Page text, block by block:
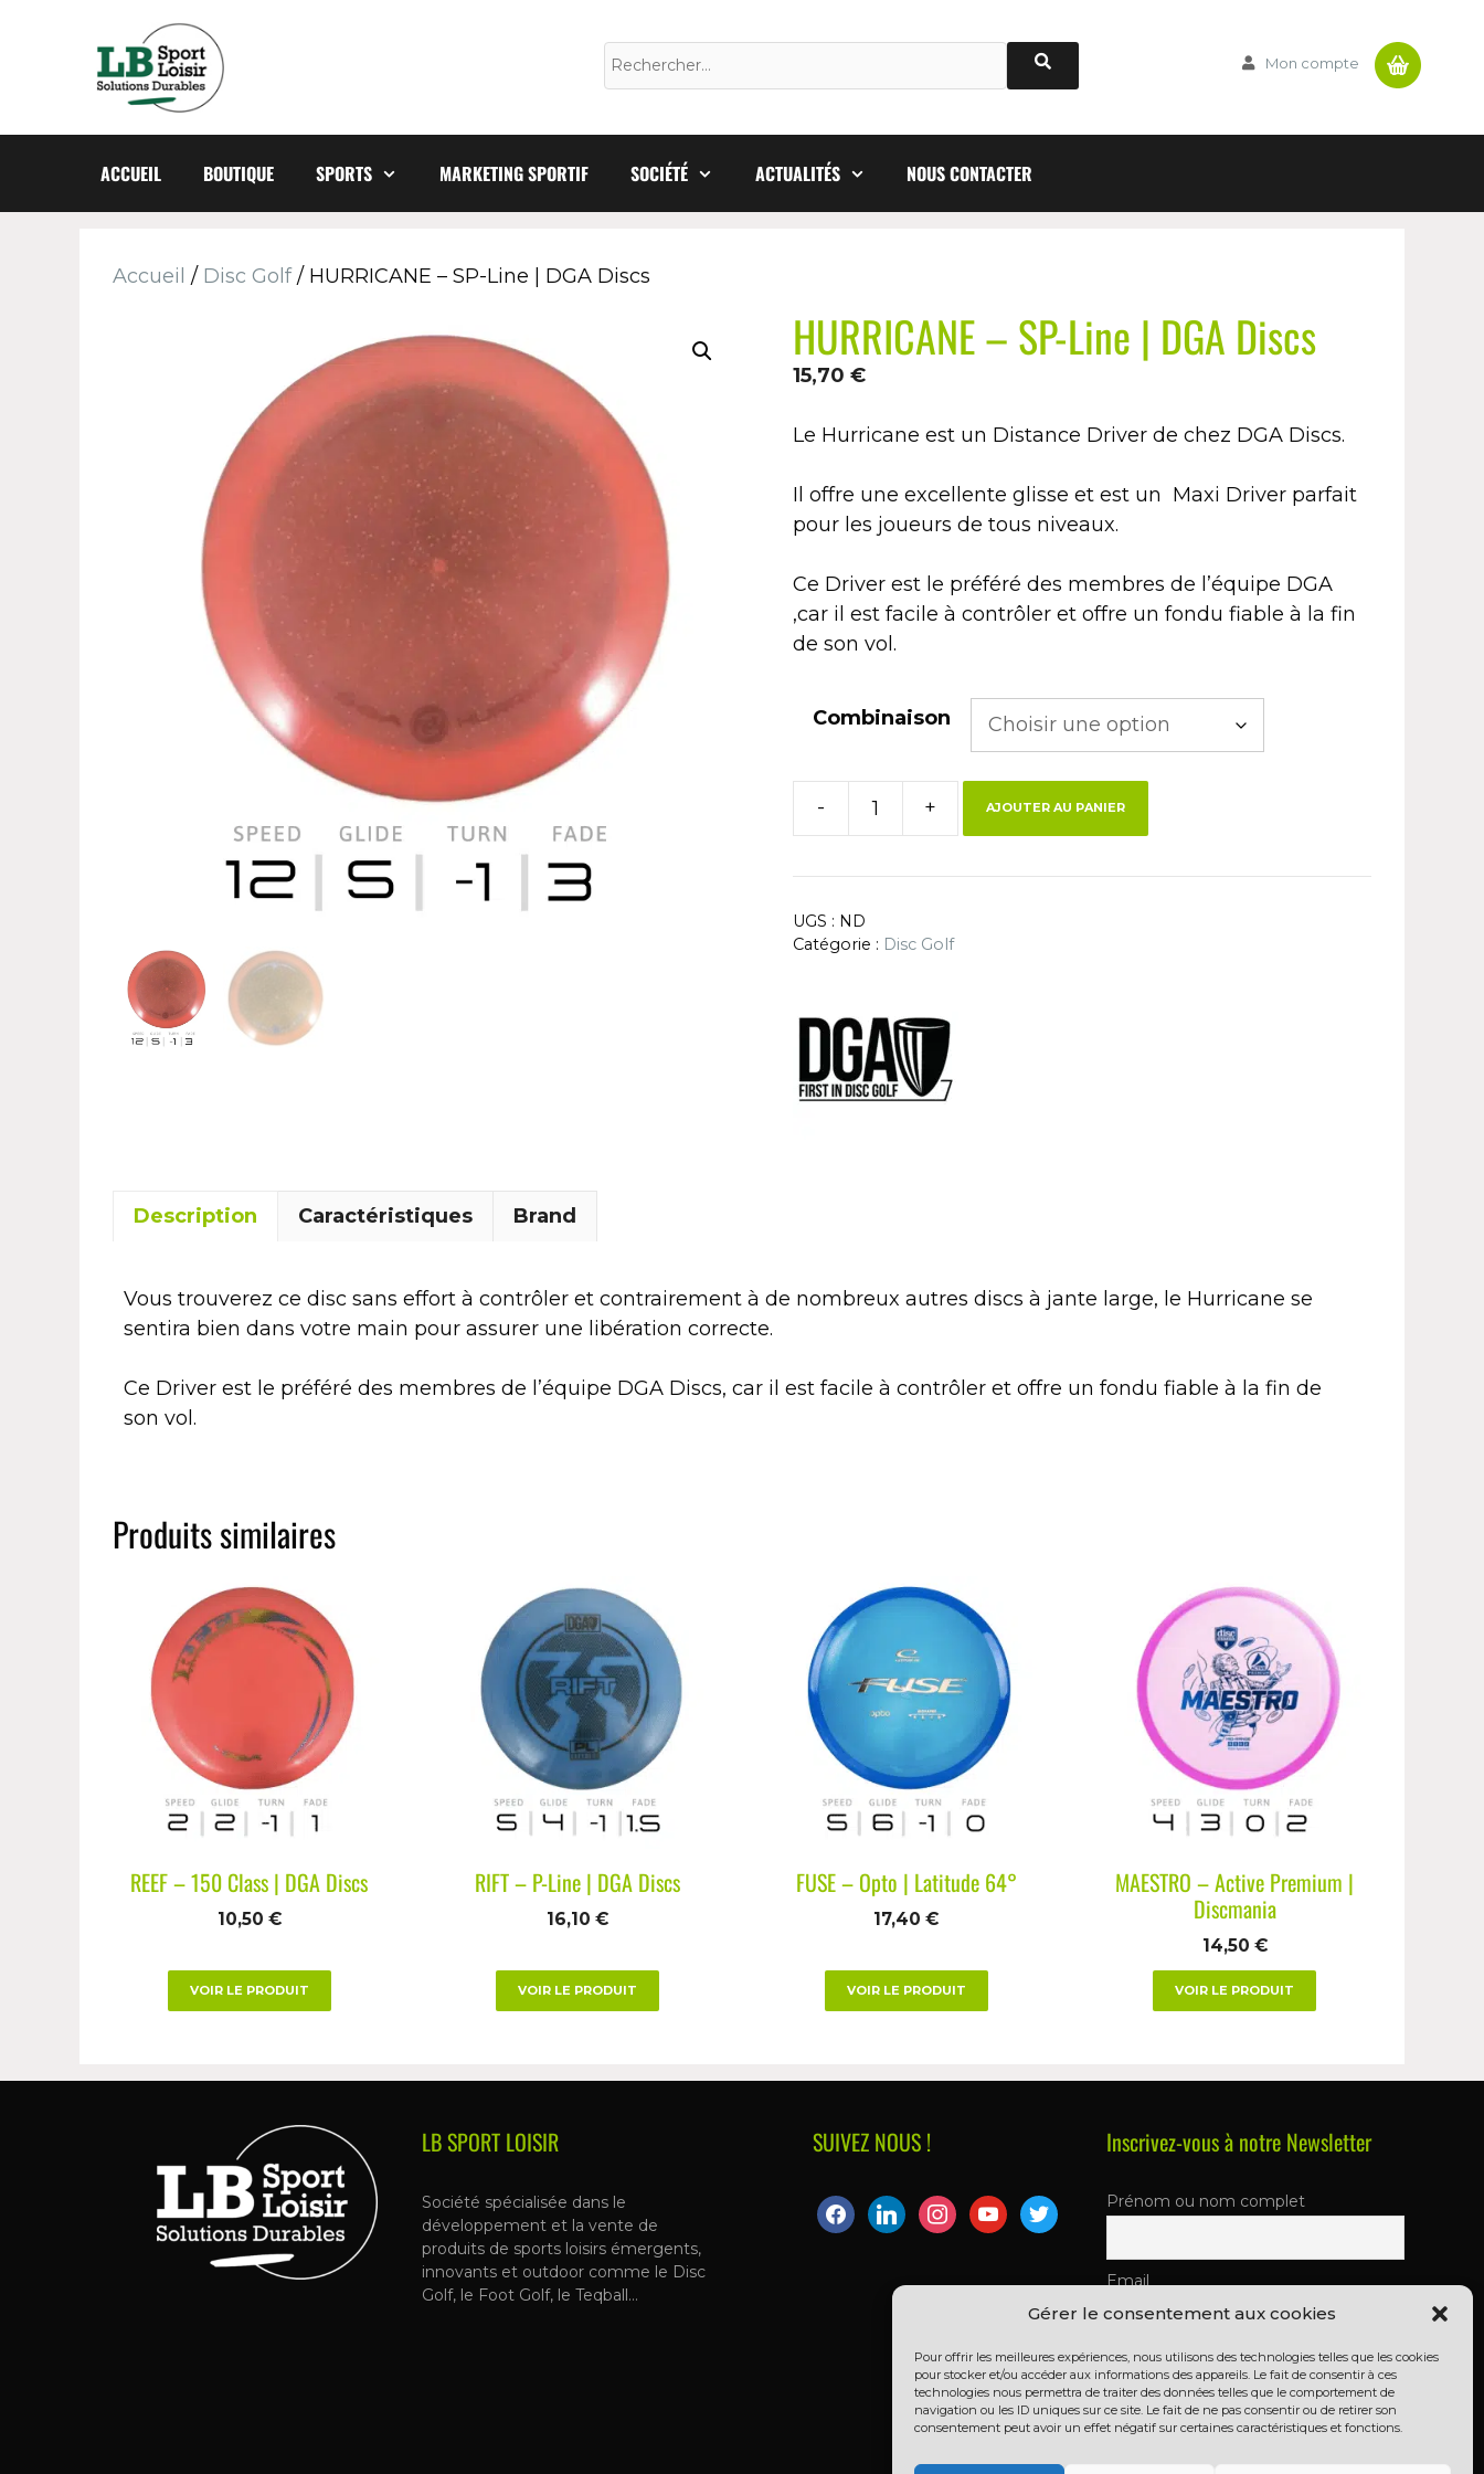
Gérer le consentement aux cookies
Pour offrir les meilleures expériences, nous utilisons des technologies telles que les cookies
pour stocker et/ou accéder aux informations des appareils. Le fait de consentir à ces
technologies nous permettra de traiter des données telles que le comportement de
navigation ou les ID uniques sur ce site. Le fait de ne pas consentir ou de retirer son
consentement peut avoir un effet négatif sur certaines caractéristiques et fonctions.
Mon compte Panier
ACCUEIL BOUTIQUE SPORTS MARKETING SPORTIF SOCIÉTÉ ACTUALITÉS NOUS CONTACTER
Accueil / Disc Golf/ HURRICANE – SP-Line | DGA Discs
HURRICANE – SP-Line | DGA Discs
15,70 €
Le Hurricane est un Distance Driver de chez DGA Discs.
Il offre une excellente glisse et est un Maxi Driver parfait
pour les joueurs de tous niveaux.
Ce Driver est le préféré des membres de l’équipe DGA
,car il est facile à contrôler et offre un fondu fiable à la fin
de son vol.
Combinaison
- + AJOUTER AU PANIER
UGS : ND
Catégorie : Disc Golf
Description Caractéristiques Brand
Vous trouverez ce disc sans effort à contrôler et contrairement à de nombreux autres discs à jante large, le Hurricane se
sentira bien dans votre main pour assurer une libération correcte.
Ce Driver est le préféré des membres de l’équipe DGA Discs, car il est facile à contrôler et offre un fondu fiable à la fin de
son vol.
Produits similaires
REEF – 150 Class | DGA Discs
10,50 €
VOIR LE PRODUIT
RIFT – P-Line | DGA Discs
16,10€
VOIR LE PRODUIT
FUSE – Opto | Latitude 64°
17,40€
VOIR LE PRODUIT
MAESTRO – Active Premium |
Discmania
14,50 €
VOIR LE PRODUIT
LB SPORT LOISIR
Société spécialisée dans le
développement et la vente de
produits de sports loisirs émergents,
innovants et outdoor comme le Disc
Golf, le Foot Golf, le Teqball…
SUIVEZ NOUS ! Inscrivez-vous à notre Newsletter
Prénom ou nom complet
Email
En continuant, vous acceptez la
politique de confidentialité